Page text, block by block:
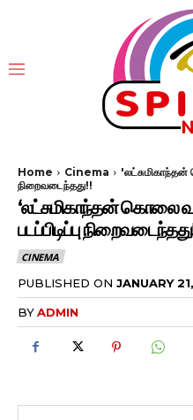
Home Cinema
'லட்சுமிகாந்தன்
நிறைவடைந்தது!!
‘லட்சுமிகாந்தன் கொலை
படப்பிடிப்பு
CINEMA
PUBLISHED ON JANUARY
BYADMIN